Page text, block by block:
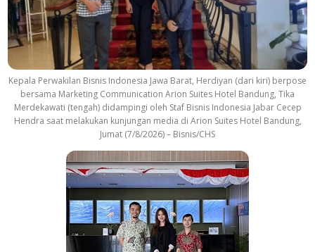
Kepala Perwakilan Bisnis Indonesia Jawa Barat, Herdiyan (dari kiri) berpose
bersama Marketing Communication Arion Suites Hotel Bandung, Tika
Merdekawati (tengah) didampingi oleh Staf Bisnis Indonesia Jabar Cecep
Hendra saat melakukan kunjungan media di Arion Suites Hotel Bandung,
Jumat (7/8/2026) – Bisnis/CHS